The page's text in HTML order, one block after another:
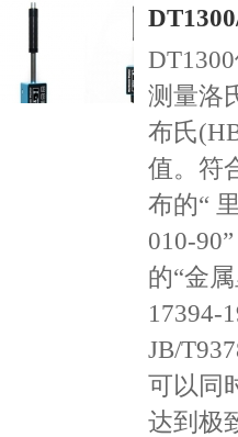
测量洛
布氏
值。符
布的“
010-
的“金
17394-
JB/
可以同
达到极